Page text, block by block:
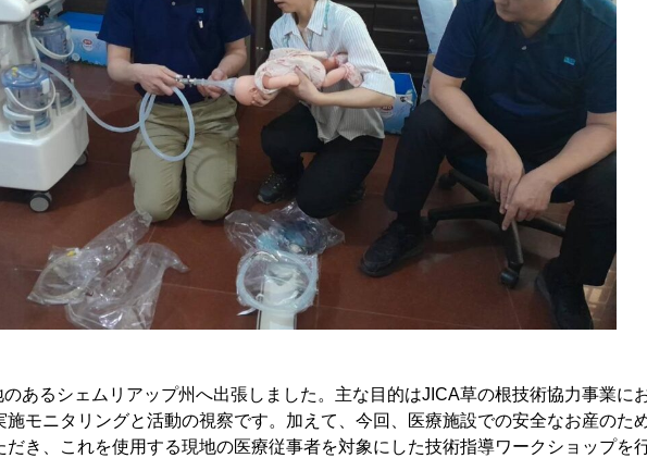
あるシェムリアップ州へ出張しました。主な目的はJICA草の根技術協力事業に
モニタリングと活動の視察です。加えて、今回、医療施設での安全なお産のた
き、これを使用する現地の医療従事者を対象にした技術指導ワークショップを